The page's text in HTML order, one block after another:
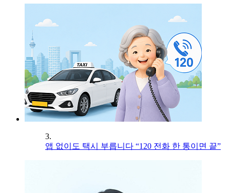
3.
앱 없이도 택시 부릅니다 “120 전화 한 통이면 끝”